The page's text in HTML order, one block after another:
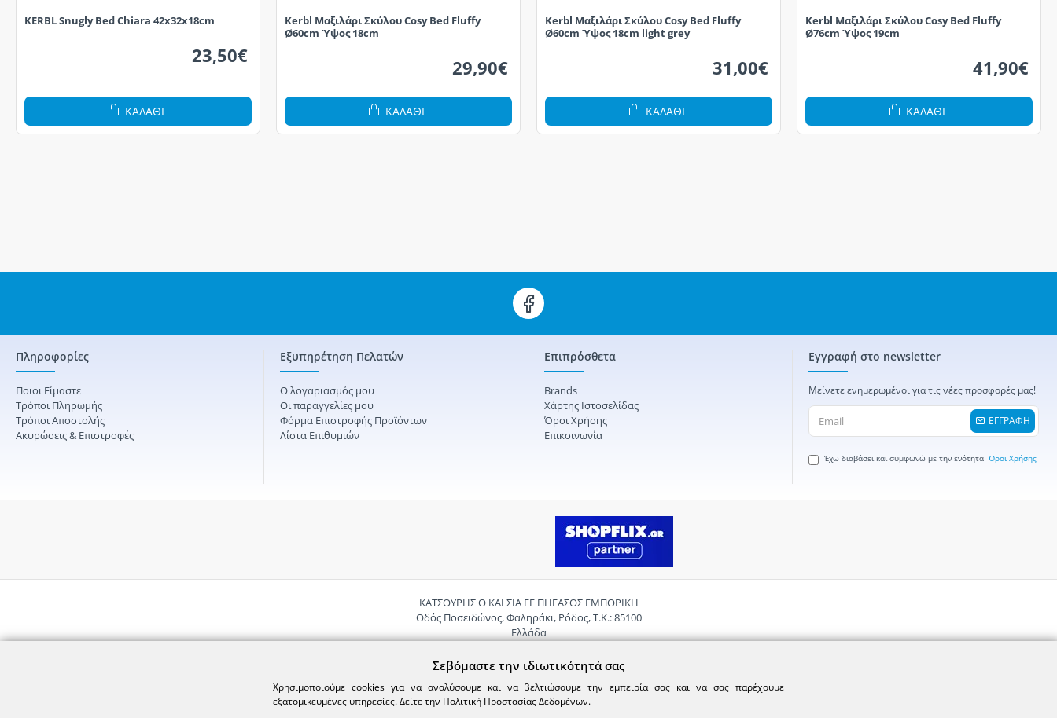
KERBL Snugly Bed Chiara 42x32x18cm
23,50€
ΚΑΛΆΘΙ
Kerbl Μαξιλάρι Σκύλου Cosy Bed Fluffy
Ø60cm Ύψος 18cm
29,90€
ΚΑΛΆΘΙ
Kerbl Μαξιλάρι Σκύλου Cosy Bed Fluffy
Ø60cm Ύψος 18cm light grey
31,00€
ΚΑΛΆΘΙ
Kerbl Μαξιλάρι Σκύλου Cosy Bed Fluffy
Ø76cm Ύψος 19cm
41,90€
ΚΑΛΆΘΙ
Πληροφορίες
Ποιοι Είμαστε
Τρόποι Πληρωμής
Τρόποι Αποστολής
Ακυρώσεις & Επιστροφές
Εξυπηρέτηση Πελατών
Ο λογαριασμός μου
Οι παραγγελίες μου
Φόρμα Επιστροφής Προϊόντων
Λίστα Επιθυμιών
Επιπρόσθετα
Brands
Χάρτης Ιστοσελίδας
Όροι Χρήσης
Επικοινωνία
Εγγραφή στο newsletter
Μείνετε ενημερωμένοι για τις νέες προσφορές μας!
ΕΓΓΡΑΦΗ
Έχω διαβάσει και συμφωνώ με την ενότητα Όροι Χρήσης
ΚΑΤΣΟΥΡΗΣ Θ ΚΑΙ ΣΙΑ ΕΕ ΠΗΓΑΣΟΣ ΕΜΠΟΡΙΚΗ
Οδός Ποσειδώνος, Φαληράκι, Ρόδος, Τ.Κ.: 85100
Ελλάδα
Email:pigasosemporiki@gmail.com
Σεβόμαστε την ιδιωτικότητά σας
Χρησιμοποιούμε cookies για να αναλύσουμε και να βελτιώσουμε την εμπειρία σας και να σας παρέχουμε
εξατομικευμένες υπηρεσίες. Δείτε την Πολιτική Προστασίας Δεδομένων.